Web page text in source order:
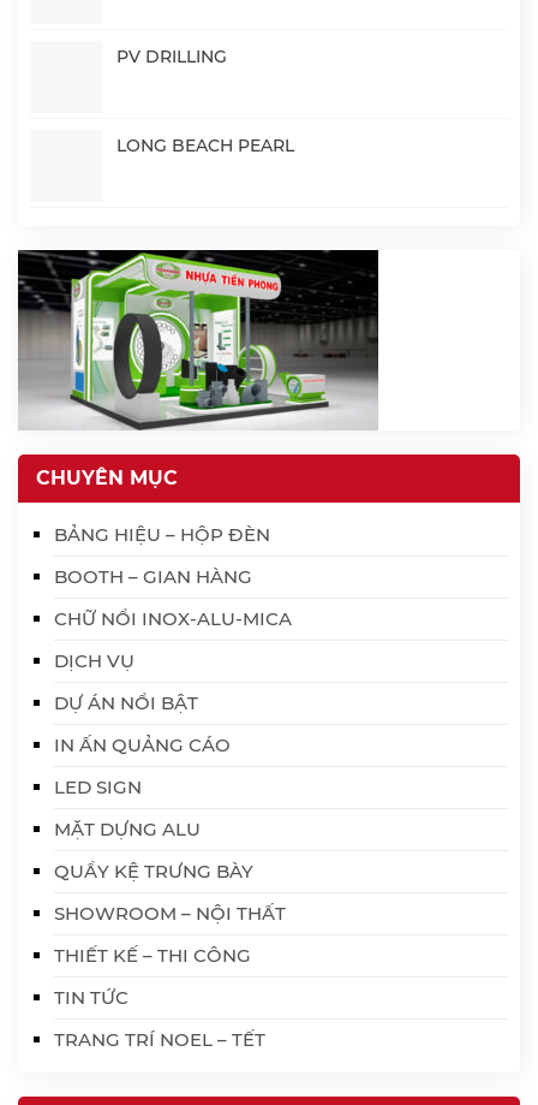
PV DRILLING
LONG BEACH PEARL
CHUYÊN MỤC
BẢNG HIỆU – HỘP ĐÈN
BOOTH – GIAN HÀNG
CHỮ NỔI INOX-ALU-MICA
DỊCH VỤ
DỰ ÁN NỔI BẬT
IN ẤN QUẢNG CÁO
LED SIGN
MẶT DỰNG ALU
QUẦY KỆ TRƯNG BÀY
SHOWROOM – NỘI THẤT
THIẾT KẾ – THI CÔNG
TIN TỨC
TRANG TRÍ NOEL – TẾT